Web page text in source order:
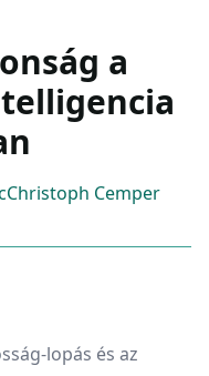
a
Christoph Cemper
lopás és az